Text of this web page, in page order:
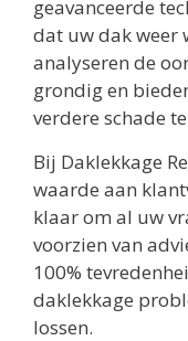
geavanceerde
dat uw dak weer
analyseren de
grondig en
verdere schade
Bij Daklekkage
waarde aan
klaar om al uw
voorzien van
100%
daklekkage
lossen.